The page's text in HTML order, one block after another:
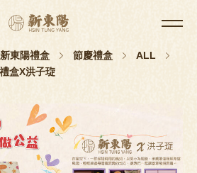
新東陽禮盒 節慶禮盒
ALL
盒X洪子琁